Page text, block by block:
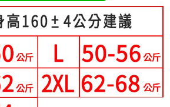
，「大哥付你分期」於每月結算日後寄送繳費提
，可選擇「超商條碼／台灣大直營門市／銀行轉
」等通路繳費。
股份有限公司」（以下簡稱本公司）所提供，讓
務購買商品或服務，並由商店將買賣／分期付款
，依約使用本公司帳單繳交帳款。
付你分期」之契約關係目的，商店將以您的個人
流程】
先享後付」後，將跳轉至「AFTEE先享後付」
確認金額後，即可完成結帳。
天內，點擊此簡訊中的連結，可透過四大超商／
式進行付款，方視為交易完成。
下不需立刻繳費，但若您需要取消訂單，請聯絡
同意取消之訂單仍視為有效，需透過AFTEE先享
先享後付 」之結帳頁面顯示為準，若有關於
含以上)免運費
含以上)免運費